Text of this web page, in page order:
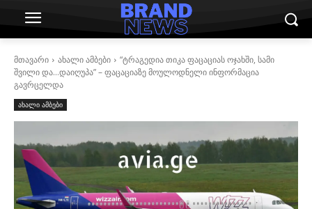
მთავარი ახალი ამბები
“ტრაგედია თიკა ფაცაციას ოჯახში, სამი
შვილი და…დაიღუპა” – ფაცაციაზე მოულოდნელი ინფორმაცია
გავრცელდა
ახალი ამბები